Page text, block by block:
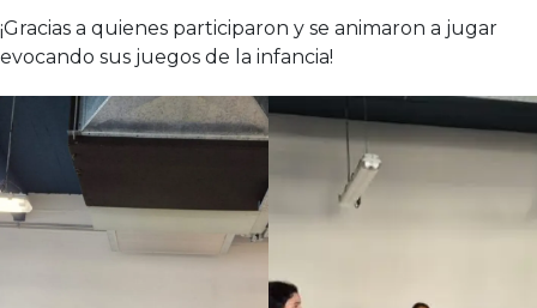
¡Gracias a quienes participaron y se animaron a jugar
evocando sus juegos de la infancia!